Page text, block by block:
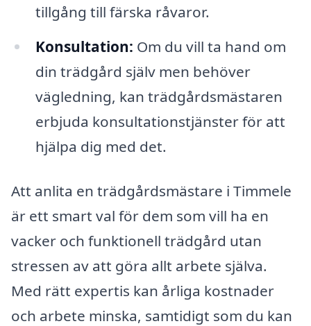
tillgång till färska råvaror.
Konsultation: Om du vill ta hand om
din trädgård själv men behöver
vägledning, kan trädgårdsmästaren
erbjuda konsultationstjänster för att
hjälpa dig med det.
Att anlita en trädgårdsmästare i Timmele
är ett smart val för dem som vill ha en
vacker och funktionell trädgård utan
stressen av att göra allt arbete själva.
Med rätt expertis kan årliga kostnader
och arbete minska, samtidigt som du kan